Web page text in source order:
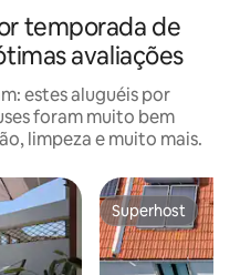
temporada de
avaliações
estes aluguéis por
foram muito bem
limpeza e muito mais.
hóspedes Superhost
Superhost